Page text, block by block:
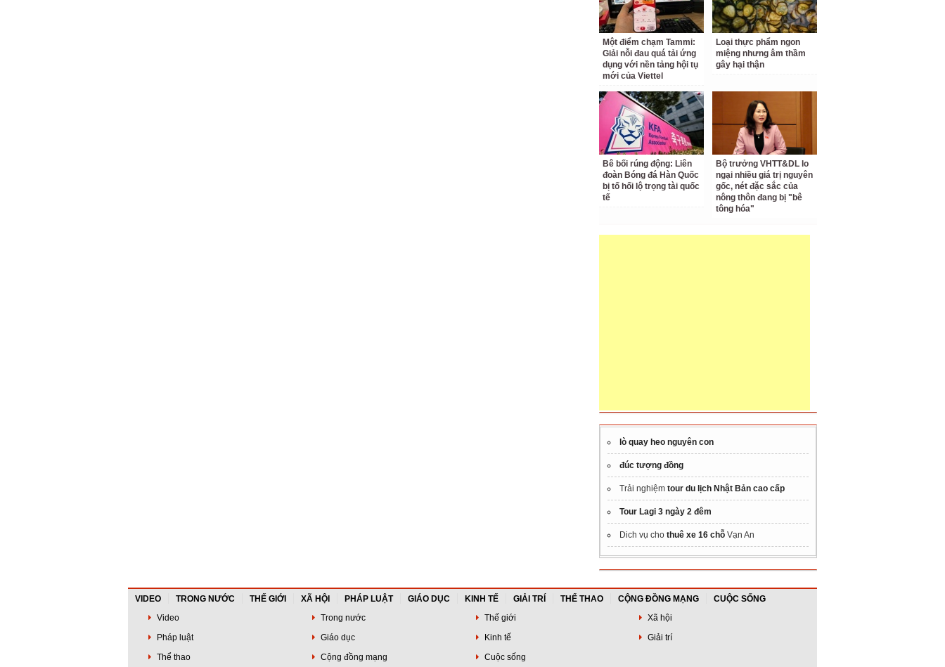
Một điểm chạm Tammi:
Giải nỗi đau quá tải ứng
dụng với nền tảng hội tụ
mới của Viettel
Loại thực phẩm ngon
miệng nhưng âm thầm
gây hại thận
Bê bối rúng động: Liên
đoàn Bóng đá Hàn Quốc
bị tố hối lộ trọng tài quốc
tế
Bộ trưởng VHTT&DL lo
ngại nhiều giá trị nguyên
gốc, nét đặc sắc của
nông thôn đang bị "bê
tông hóa"
lò quay heo nguyên con
đúc tượng đồng
Trải nghiệm tour du lịch Nhật Bản cao cấp
Tour Lagi 3 ngày 2 đêm
Dich vụ cho thuê xe 16 chỗ Vạn An
VIDEO TRONG NƯỚC THẾ GIỚI XÃ HỘI PHÁP LUẬT GIÁO DỤC KINH TẾ GIẢI TRÍ THỂ THAO CỘNG ĐỒNG MẠNG
CUỘC SỐNG
Video
Trong nước Thế giới
Xã hội
Pháp luật
Giáo dục Kinh tế
Giải trí
Thể thao
Cộng đồng mạng Cuộc sống